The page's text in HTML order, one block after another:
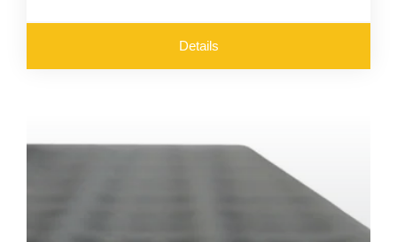
Details